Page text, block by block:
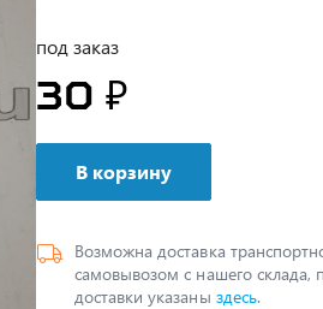
под заказ
30 ₽
В корзину
Возможна доставка
самовывозом с нашего склада,
доставки указаны здесь.